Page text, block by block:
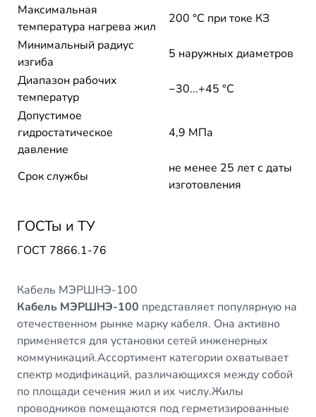
Максимальная
температура нагрева жил
200 °C при токе КЗ
Минимальный радиус
изгиба
5 наружных диаметров
Диапазон рабочих
температур
−30...+45 °C
Допустимое
гидростатическое
давление
4,9 МПа
Срок службы
не менее 25 лет с даты
изготовления
ГОСТы и ТУ
ГОСТ 7866.1-76
Кабель МЭРШНЭ-100
Кабель МЭРШНЭ-100 представляет популярную на
отечественном рынке марку кабеля. Она активно
применяется для установки сетей инженерных
коммуникаций.Ассортимент категории охватывает
спектр модификаций, различающихся между собой
по площади сечения жил и их числу.Жилы
проводников помещаются под герметизированные